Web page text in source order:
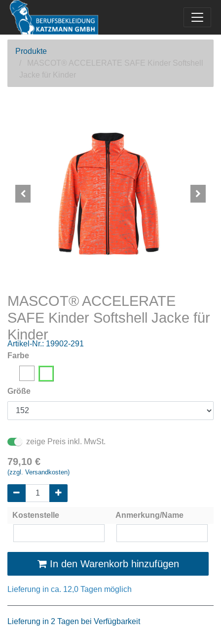
Produkte
MASCOT® ACCELERATE SAFE Kinder Softshell
Jacke für Kinder
MASCOT® ACCELERATE
SAFE Kinder Softshell Jacke für
Kinder
Artikel-Nr.: 19902-291
Farbe
Größe
zeige Preis inkl. MwSt.
79,10 €
(zzgl. Versandkosten)
Kostenstelle Anmerkung/Name
In den Warenkorb hinzufügen
Lieferung in ca. 12,0 Tagen möglich
Lieferung in 2 Tagen bei Verfügbarkeit